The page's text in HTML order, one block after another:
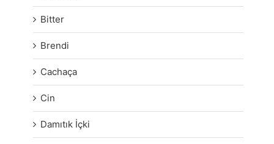
Bitter
Brendi
Cachaça
Cin
Damıtık İçki